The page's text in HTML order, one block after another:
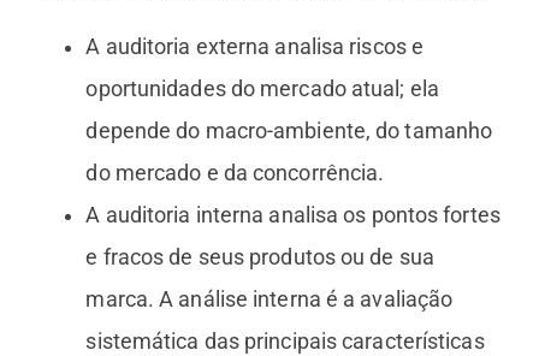
A auditoria externa analisa riscos e
oportunidades do mercado atual; ela
depende do macro-ambiente, do tamanho
do mercado e da concorrência.
A auditoria interna analisa os pontos fortes
e fracos de seus produtos ou de sua
marca. A análise interna é a avaliação
sistemática das principais características